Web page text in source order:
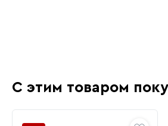
С этим товаром